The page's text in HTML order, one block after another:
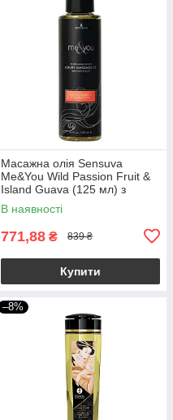
Масажна олія Sensuva
Me&You Wild Passion Fruit &
Island Guava (125 мл) з
феромонами
В наявності
771,88 ₴ 839 ₴
Купити
–8%